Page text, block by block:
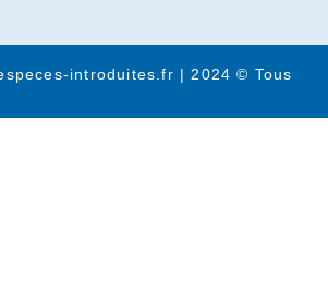
introduites.fr | 2024 © Tous